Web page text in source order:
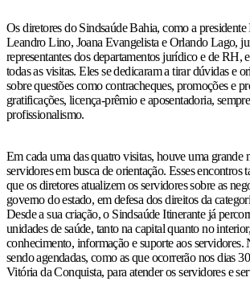
Os diretores do Sindsaúde Bahia, como a
Leandro Lino, Joana Evangelista e Orlando Lago,
representantes dos departamentos jurídico e de RH,
todas as visitas. Eles se dedicaram a tirar dúvidas e
sobre questões como contracheques, promoções e
gratificações, licença-prêmio e aposentadoria,
profissionalismo.
Em cada uma das quatro visitas, houve uma grande
servidores em busca de orientação. Esses encontros
que os diretores atualizem os servidores sobre as
governo do estado, em defesa dos direitos da
Desde a sua criação, o Sindsaúde Itinerante já
unidades de saúde, tanto na capital quanto no
conhecimento, informação e suporte aos servidores.
sendo agendadas, como as que ocorrerão nos dias
Vitória da Conquista, para atender os servidores e